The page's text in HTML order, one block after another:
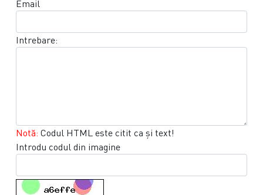
Email
Intrebare:
Notă: Codul HTML este citit ca şi text!
Introdu codul din imagine